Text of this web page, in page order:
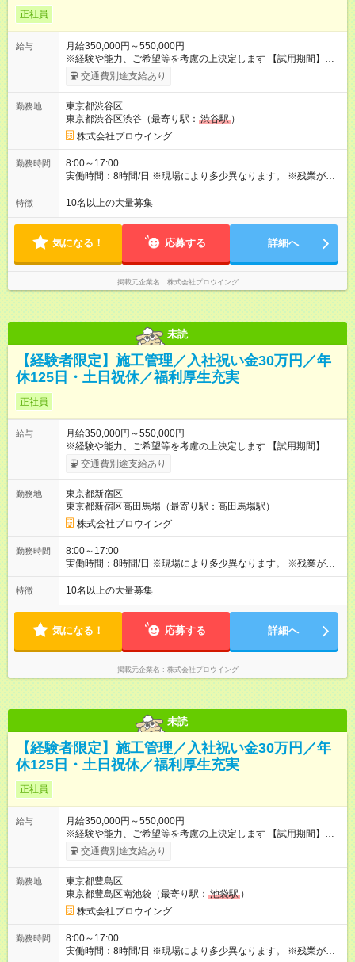
正社員
給与
月給350,000円～550,000円
※経験や能⼒、ご希望等を考慮の上決定します 【試用期間】試
用期間あり 試用期間の長さ：6ヶ月 雇用形態、給与は本採用時
と同じです。
交通費別途支給あり
勤務地
東京都渋谷区
東京都渋谷区渋谷（最寄り駅： 渋谷駅 ）
株式会社プロウイング
勤務時間
8:00～17:00
実働時間：8時間/日 ※現場により多少異なります。 ※残業があ
る場合、1⽇1～2時間程度です。（月20時間） ※現場が早く終
われば⼣⽅前に上がれる⽇もあります！
特徴 10名以上の大量募集
気になる！ 応募する 詳細へ
掲載元企業名 株式会社プロウイング
未読
【経験者限定】施工管理／入社祝い金30万円／年
休125日・土日祝休／福利厚生充実
正社員
給与
月給350,000円～550,000円
※経験や能⼒、ご希望等を考慮の上決定します 【試用期間】試
用期間あり 試用期間の長さ：6ヶ月 雇用形態、給与は本採用時
と同じです。
交通費別途支給あり
勤務地
東京都新宿区
東京都新宿区高田馬場（最寄り駅：高田馬場駅）
株式会社プロウイング
勤務時間
8:00～17:00
実働時間：8時間/日 ※現場により多少異なります。 ※残業があ
る場合、1⽇1～2時間程度です。（月20時間） ※現場が早く終
われば⼣⽅前に上がれる⽇もあります！
特徴 10名以上の大量募集
気になる！ 応募する 詳細へ
掲載元企業名 株式会社プロウイング
未読
【経験者限定】施工管理／入社祝い金30万円／年
休125日・土日祝休／福利厚生充実
正社員
給与
月給350,000円～550,000円
※経験や能⼒、ご希望等を考慮の上決定します 【試用期間】試
用期間あり 試用期間の長さ：6ヶ月 雇用形態、給与は本採用時
と同じです。
交通費別途支給あり
勤務地
東京都豊島区
東京都豊島区南池袋（最寄り駅： 池袋駅 ）
株式会社プロウイング
勤務時間
8:00～17:00
実働時間：8時間/日 ※現場により多少異なります。 ※残業があ